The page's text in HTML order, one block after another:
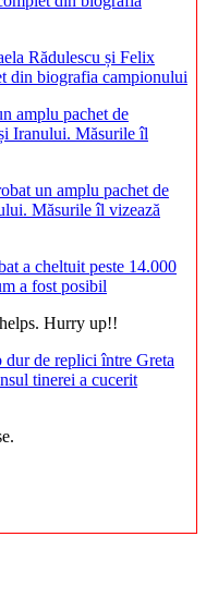
Rădulescu și Felix
din biografia campionului
un amplu pachet de
Măsurile îl vizează
a cheltuit peste 14.000
a fost posibil
Hurry up!!
dur de replici între Greta
tinerei a cucerit